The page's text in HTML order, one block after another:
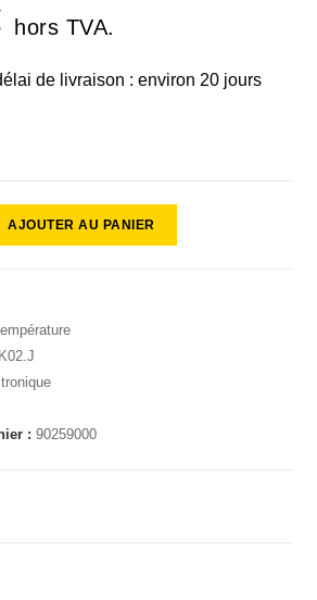
hors TVA.
de livraison : environ 20 jours
AJOUTER AU PANIER
:90259000